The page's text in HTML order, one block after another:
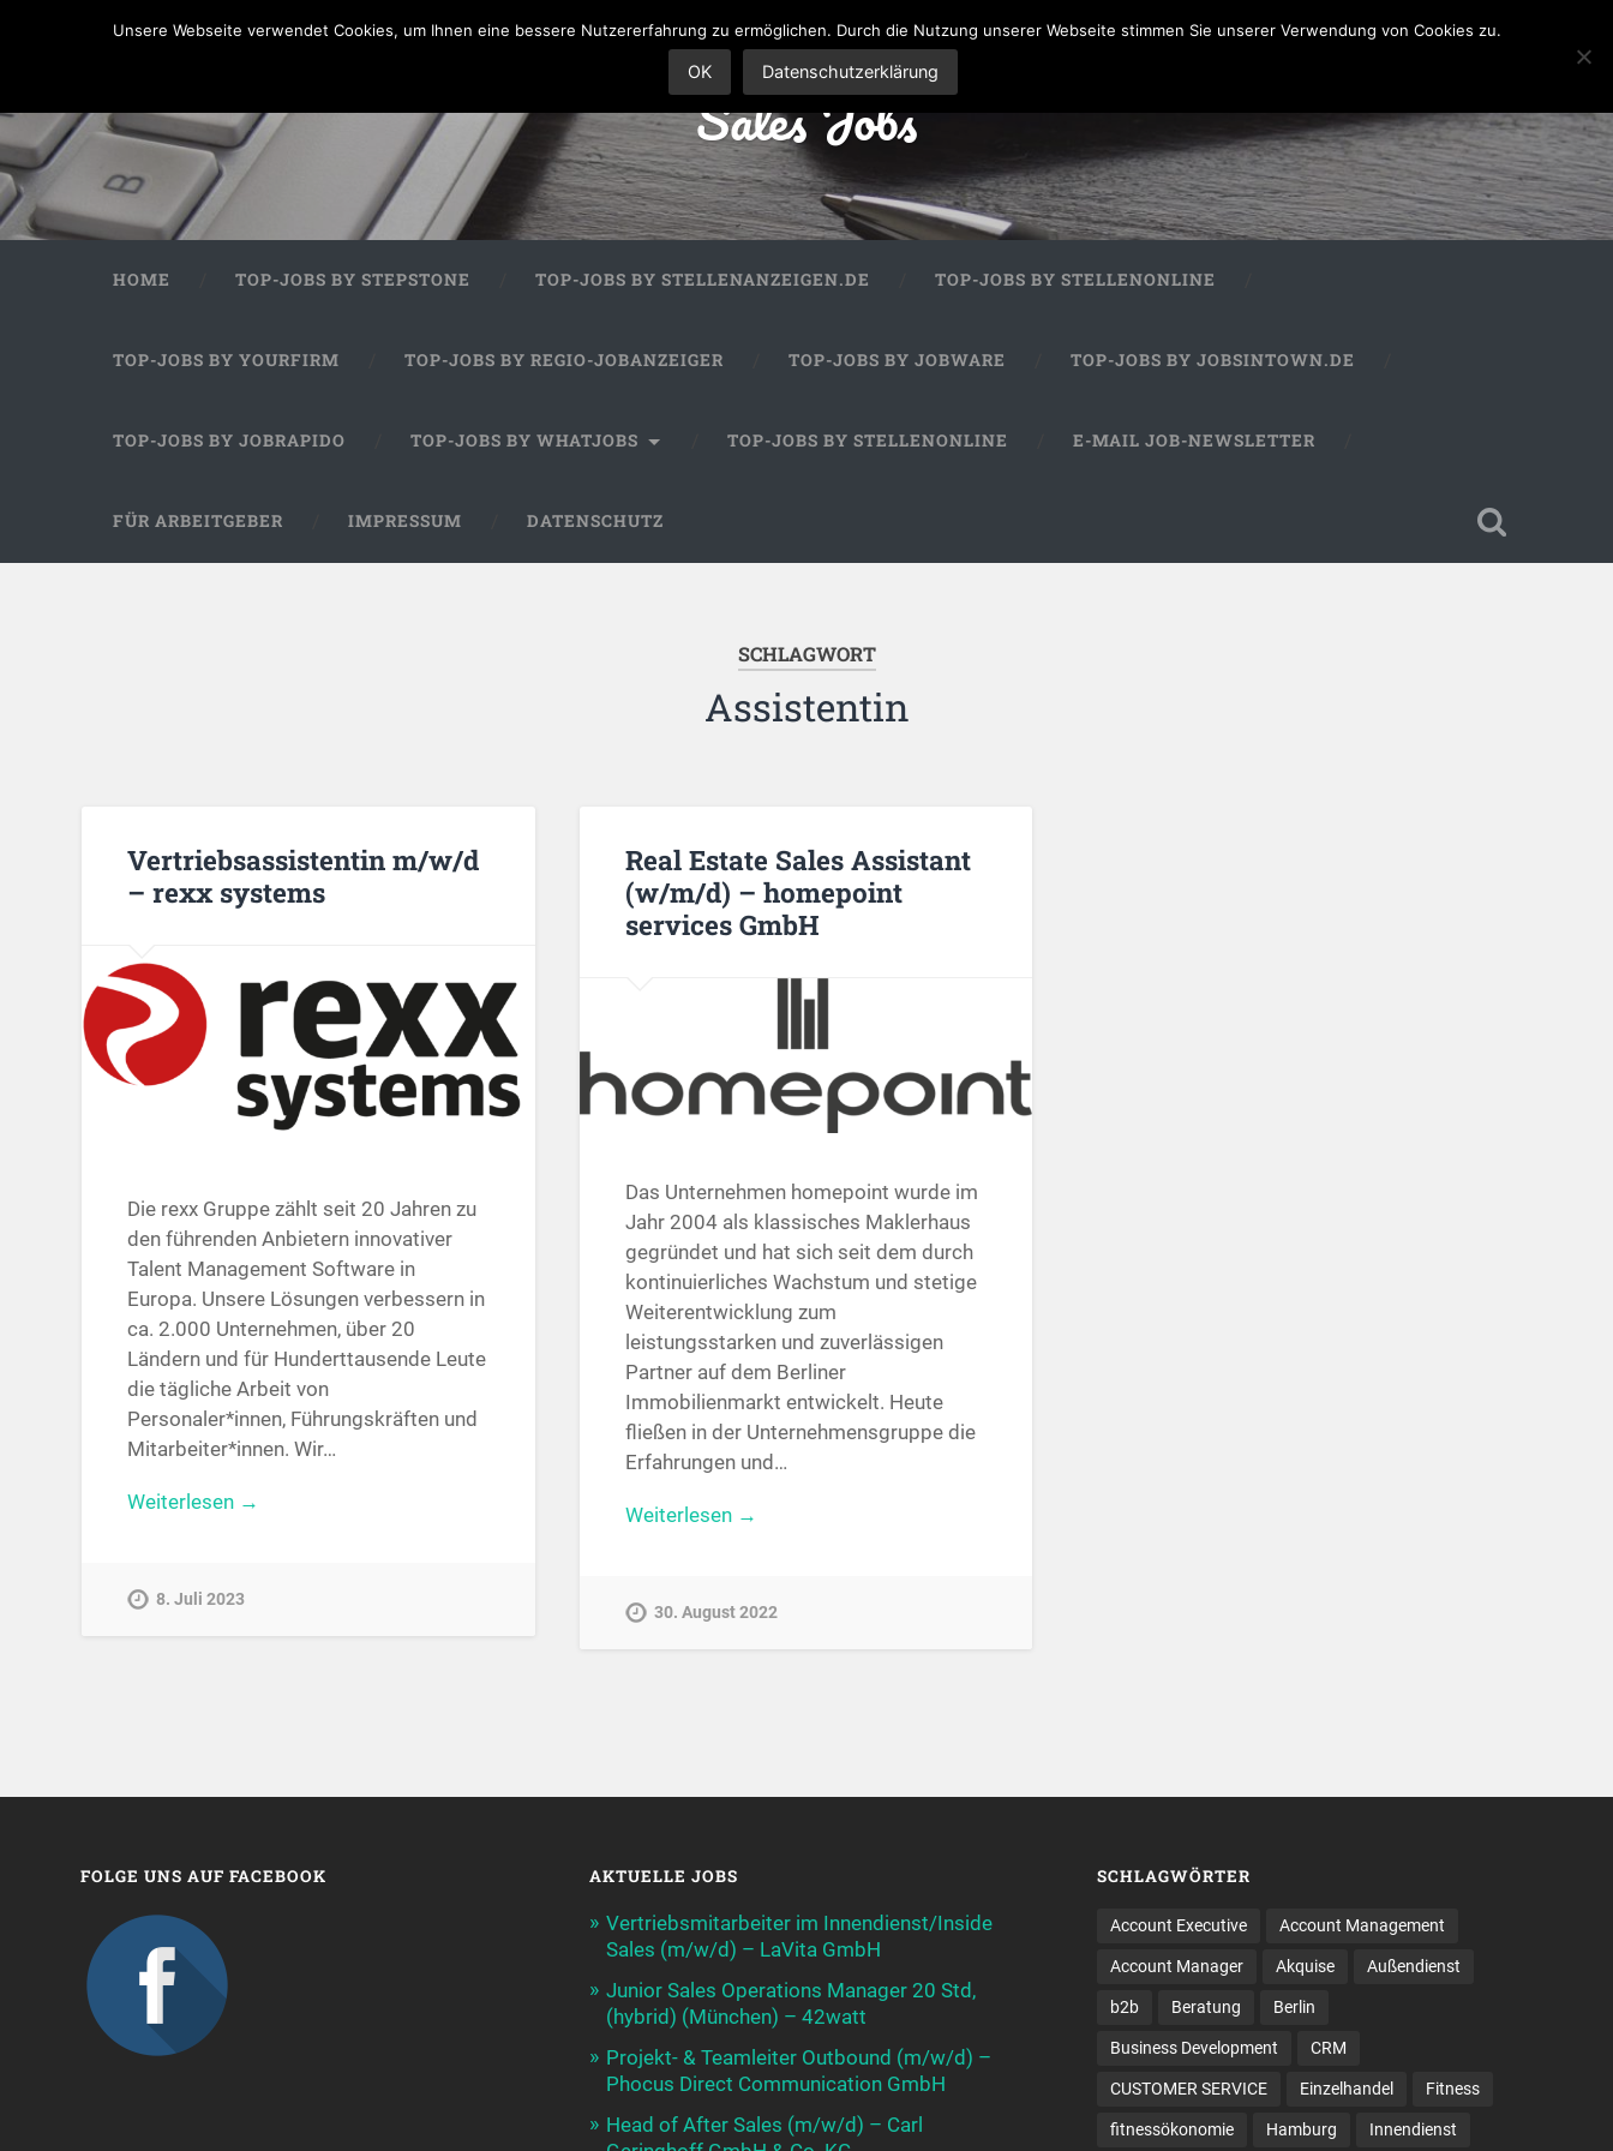
Sales Jobs
HOME TOP-JOBS BY STEPSTONE TOP-JOBS BY STELLENANZEIGEN.DE TOP-JOBS BY STELLENONLINE
TOP-JOBS BY YOURFIRM TOP-JOBS BY REGIO-JOBANZEIGER TOP-JOBS BY JOBWARE TOP-JOBS BY JOBSINTOWN.DE
TOP-JOBS BY JOBRAPIDO TOP-JOBS BY WHATJOBS TOP-JOBS BY STELLENONLINE E-MAIL JOB-NEWSLETTER
FÜR ARBEITGEBER IMPRESSUM DATENSCHUTZ
SCHLAGWORT
Assistentin
Vertriebsassistentin m/w/d
– rexx systems
Die rexx Gruppe zählt seit 20 Jahren zu
den führenden Anbietern innovativer
Talent Management Software in
Europa. Unsere Lösungen verbessern in
ca. 2.000 Unternehmen, über 20
Ländern und für Hunderttausende Leute
die tägliche Arbeit von
Personaler*innen, Führungskräften und
Mitarbeiter*innen. Wir…
Weiterlesen →
8. Juli 2023
Real Estate Sales Assistant
(w/m/d) – homepoint
services GmbH
Das Unternehmen homepoint wurde im
Jahr 2004 als klassisches Maklerhaus
gegründet und hat sich seit dem durch
kontinuierliches Wachstum und stetige
Weiterentwicklung zum
leistungsstarken und zuverlässigen
Partner auf dem Berliner
Immobilienmarkt entwickelt. Heute
fließen in der Unternehmensgruppe die
Erfahrungen und…
Weiterlesen →
30. August 2022
FOLGE UNS AUF FACEBOOK AKTUELLE JOBS
Vertriebsmitarbeiter im Innendienst/Inside
Sales (m/w/d) – LaVita GmbH
Junior Sales Operations Manager 20 Std,
(hybrid) (München) – 42watt
Projekt- & Teamleiter Outbound (m/w/d) –
Phocus Direct Communication GmbH
Head of After Sales (m/w/d) – Carl
SCHLAGWÖRTER
Account Executive Account Management
Account Manager Akquise Außendienst
b2b Beratung Berlin
Business Development CRM
CUSTOMER SERVICE Einzelhandel Fitness
fitnessökonomie Hamburg Innendienst
Unsere Webseite verwendet Cookies, um Ihnen eine bessere Nutzererfahrung zu ermöglichen. Durch die Nutzung unserer Webseite stimmen Sie unserer Verwendung von Cookies zu.
OK Datenschutzerklärung